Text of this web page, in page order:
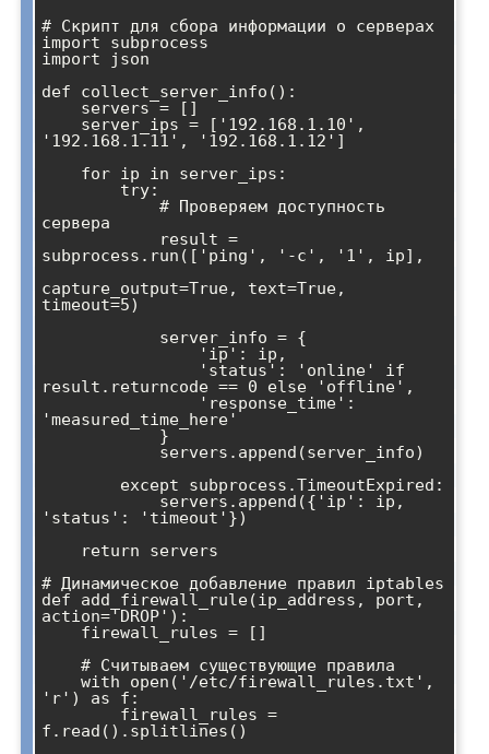
# Скрипт для сбора информации о серверах
import subprocess
import json
def collect_server_info():
'192.168.1.11', '192.168.1.12']
сервера
subprocess.run(['ping', '-c', '1', ip],
capture_output=True, text=True,
timeout=5)
result.returncode == 0 else 'offline',
'measured_time_here'
            }
'status': 'timeout'})
# Динамическое добавление правил iptables
def add_firewall_rule(ip_address, port,
action='DROP'):
'r') as f:
f.read().splitlines()